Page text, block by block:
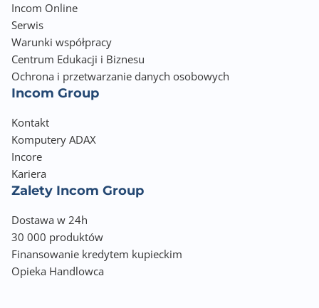
Incom Online
Serwis
Warunki współpracy
Centrum Edukacji i Biznesu
Ochrona i przetwarzanie danych osobowych
Incom Group
Kontakt
Komputery ADAX
Incore
Kariera
Zalety Incom Group
Dostawa w 24h
30 000 produktów
Finansowanie kredytem kupieckim
Opieka Handlowca